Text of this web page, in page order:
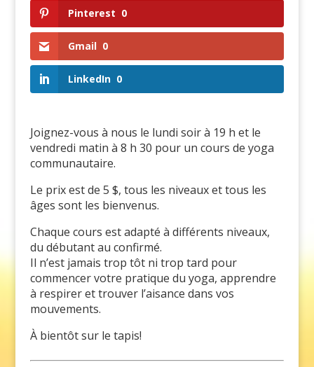
Pinterest 0
Gmail 0
LinkedIn 0
Joignez-vous à nous le lundi soir à 19 h et le
vendredi matin à 8 h 30 pour un cours de yoga
communautaire.
Le prix est de 5 $, tous les niveaux et tous les
âges sont les bienvenus.
Chaque cours est adapté à différents niveaux,
du débutant au confirmé.
Il n’est jamais trop tôt ni trop tard pour
commencer votre pratique du yoga, apprendre
à respirer et trouver l’aisance dans vos
mouvements.
À bientôt sur le tapis!